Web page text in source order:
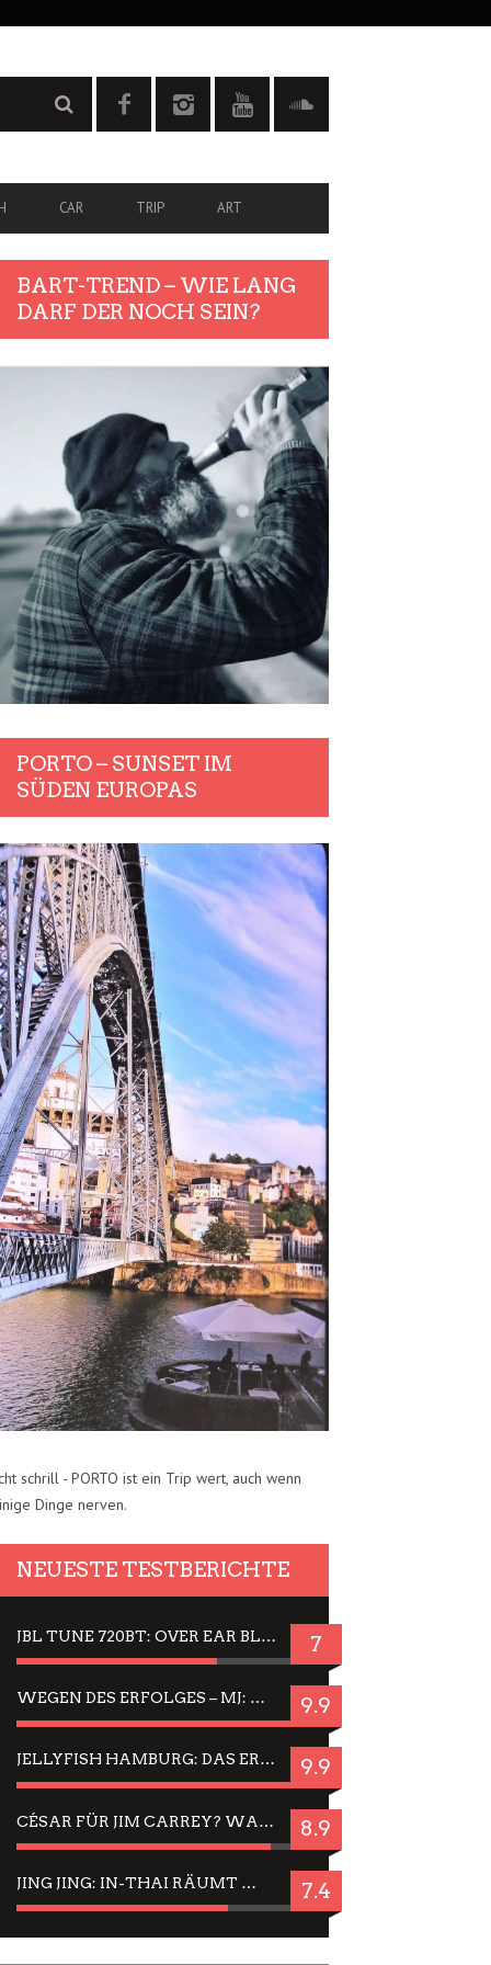
CAR TRIP ART
BART-TREND – WIE LANG
DARF DER NOCH SEIN?
PORTO – SUNSET IM
SÜDEN EUROPAS
schrill - PORTO ist ein Trip wert, auch wenn
Dinge nerven.
NEUESTE TESTBERICHTE
JBL TUNE 720BT: OVER EAR BLUETOOTH KOPFHÖRER UM DIE 50,-€ IM DAUER-TEST 7
WEGEN DES ERFOLGES – MJ: MICHAEL JACKSON MUSICAL IN EINER MATINEE SEHEN 9.9
JELLYFISH HAMBURG: DAS ERFOLGREICHE SOMMER-MENÜ 2025 IN GEFÜHLEN UND BILDERN 9.9
CÉSAR FÜR JIM CARREY? WARUM DAS EINER DER NERVIGSTEN ACTORS IST UND BLEIBT 8.9
JING JING: IN-THAI RÄUMT WIEDER TITEL AB – EIN ZWEI-STUNDEN-ERLEBNISBERICHT 7.4